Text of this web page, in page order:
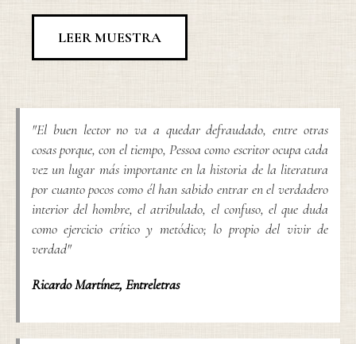
LEER MUESTRA
"El buen lector no va a quedar defraudado, entre otras
cosas porque, con el tiempo, Pessoa como escritor ocupa cada
vez un lugar más importante en la historia de la literatura
por cuanto pocos como él han sabido entrar en el verdadero
interior del hombre, el atribulado, el confuso, el que duda
como ejercicio crítico y metódico; lo propio del vivir de
verdad"
Ricardo Martínez, Entreletras